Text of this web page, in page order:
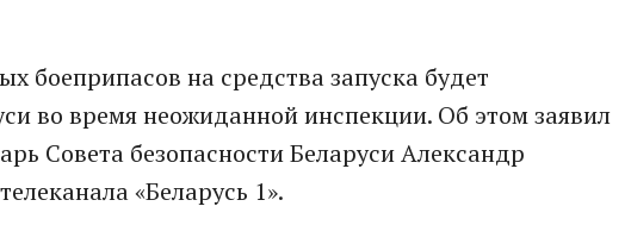
боеприпасов на средства запуска будет
во время неожиданной инспекции. Об этом заявил
Совета безопасности Беларуси Александр
«Беларусь 1».